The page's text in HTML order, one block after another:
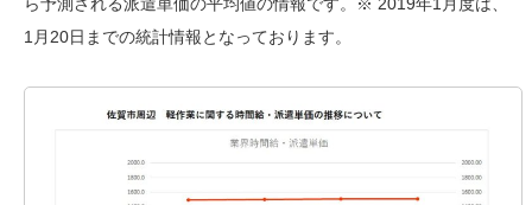
1月20日までの統計情報となっております。